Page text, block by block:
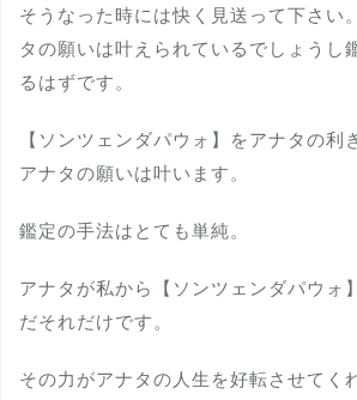
そうなった時には快く見送って下さい
タの願いは叶えられているでしょうし
るはずです。
【ソンツェンダパウォ】をアナタの利
アナタの願いは叶います。
鑑定の手法はとても単純。
アナタが私から【ソンツェンダパウォ
だそれだけです。
その力がアナタの人生を好転させてく